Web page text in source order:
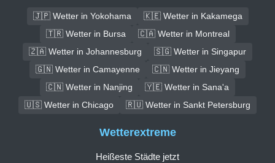
🇯🇵 Wetter in Yokohama
🇰🇪 Wetter in Kakamega
🇹🇷 Wetter in Bursa
🇨🇦 Wetter in Montreal
🇿🇦 Wetter in Johannesburg
🇸🇬 Wetter in Singapur
🇬🇳 Wetter in Camayenne
🇨🇳 Wetter in Jieyang
🇨🇳 Wetter in Nanjing
🇾🇪 Wetter in Sana'a
🇺🇸 Wetter in Chicago
🇷🇺 Wetter in Sankt Petersburg
Wetterextreme
Heißeste Städte jetzt